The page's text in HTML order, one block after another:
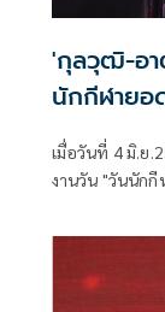
'กุลวุฒิ-อา
นักกีฬายอ
เมื่อวันที่ 4 มิ.ย
งานวัน "วันนักกี
รัฐมนตรีว่าการ
พิธีเปิดงาน พ
คณะกรรมการ